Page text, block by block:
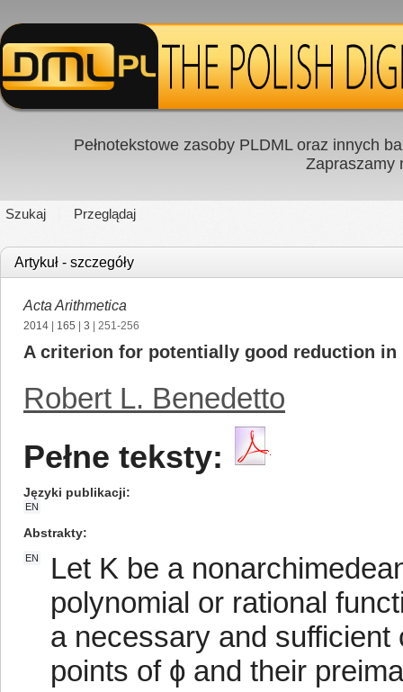
Pełnotekstowe zasoby PLDML oraz innych
Zapraszamy
Szukaj Przeglądaj
Artykuł - szczegóły
Acta Arithmetica
2014 165 3 | 251-256
A criterion for potentially good reduction in
Robert L. Benedetto
Pełne teksty:
Języki publikacji
EN
Abstrakty
EN
Let K be a
polynomial or rational
a necessary and
points of ϕ and their